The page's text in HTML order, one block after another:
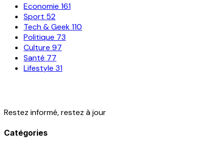
Economie 161
Sport 52
Tech & Geek110
Politique 73
Culture 97
Santé 77
Lifestyle 31
Restez informé, restez à jour
Catégories